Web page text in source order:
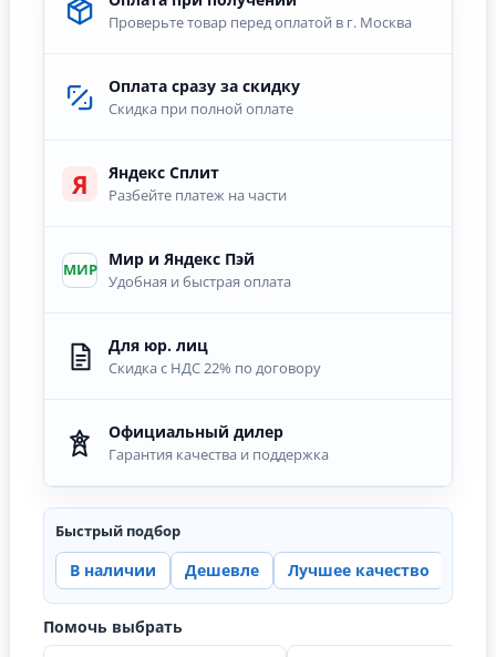
Проверьте товар перед оплатой в г. Москва
Оплата сразу за скидку
Скидка при полной оплате
Я Яндекс Сплит
Разбейте платеж на части
МИР
Мир и Яндекс Пэй
Удобная и быстрая оплата
Для юр. лиц
Скидка с НДС 22% по договору
Официальный дилер
Гарантия качества и поддержка
Быстрый подбор
В наличии Дешевле Лучшее качество
Помочь выбрать